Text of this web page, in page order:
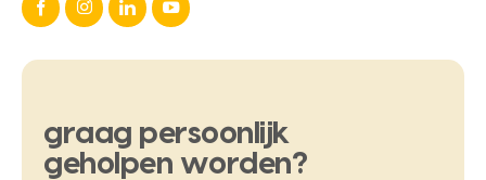
graag persoonlijk
geholpen worden?